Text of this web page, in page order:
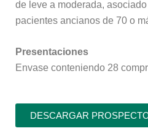
de leve a moderada,
pacientes ancianos de 70 o
Presentaciones
Envase conteniendo 28
DESCARGAR